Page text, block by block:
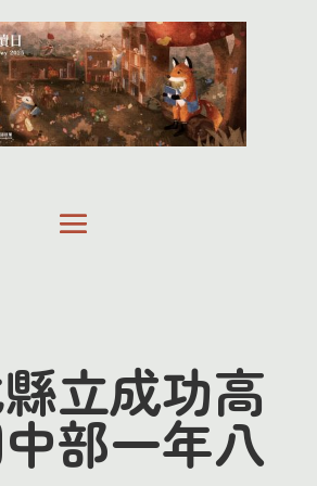
立成功高
部一年八